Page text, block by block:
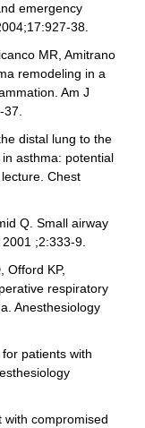
emergency
38.
MR, Amitrano
remodeling in a
Am J
37.
distal lung to the
asthma: potential
Chest
Q. Small airway
;2:333-9.
Offord KP,
respiratory
Anesthesiology
patients with
with compromised